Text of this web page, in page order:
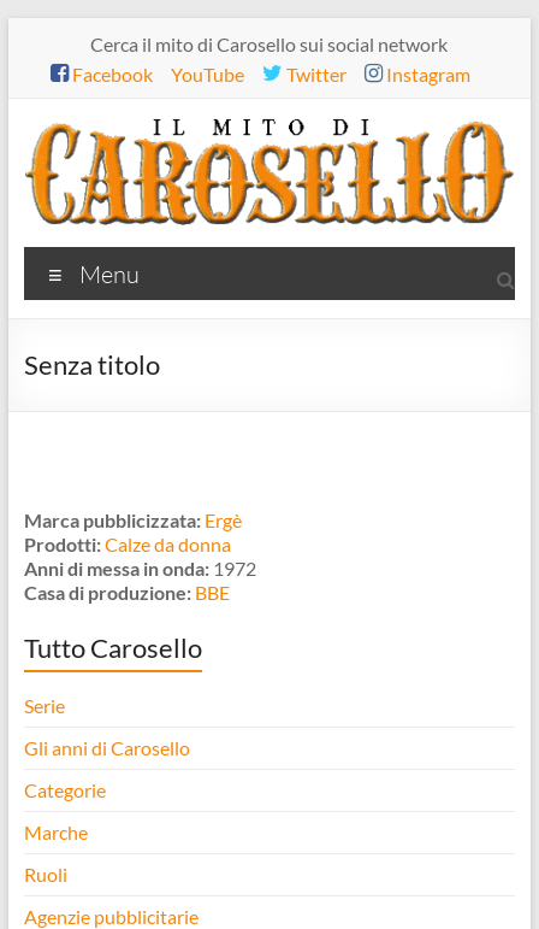
contenuto
Cerca il mito di Carosello sui social network
Facebook
YouTube Twitter Instagram
Il
mito
di
Menu
Senza titolo
Marca pubblicizzata: Ergè
Prodotti:Calze da donna
Anni di messa in onda:1972
Casa di produzione: BBE
Tutto Carosello
Serie
Gli anni di Carosello
Categorie
Marche
Ruoli
Agenzie pubblicitarie